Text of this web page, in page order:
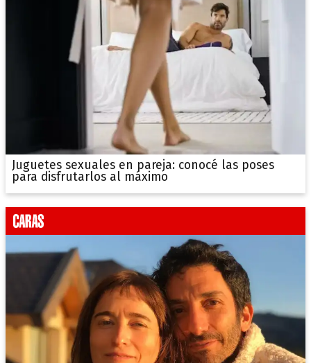
Juguetes sexuales en pareja: conocé las poses
para disfrutarlos al máximo